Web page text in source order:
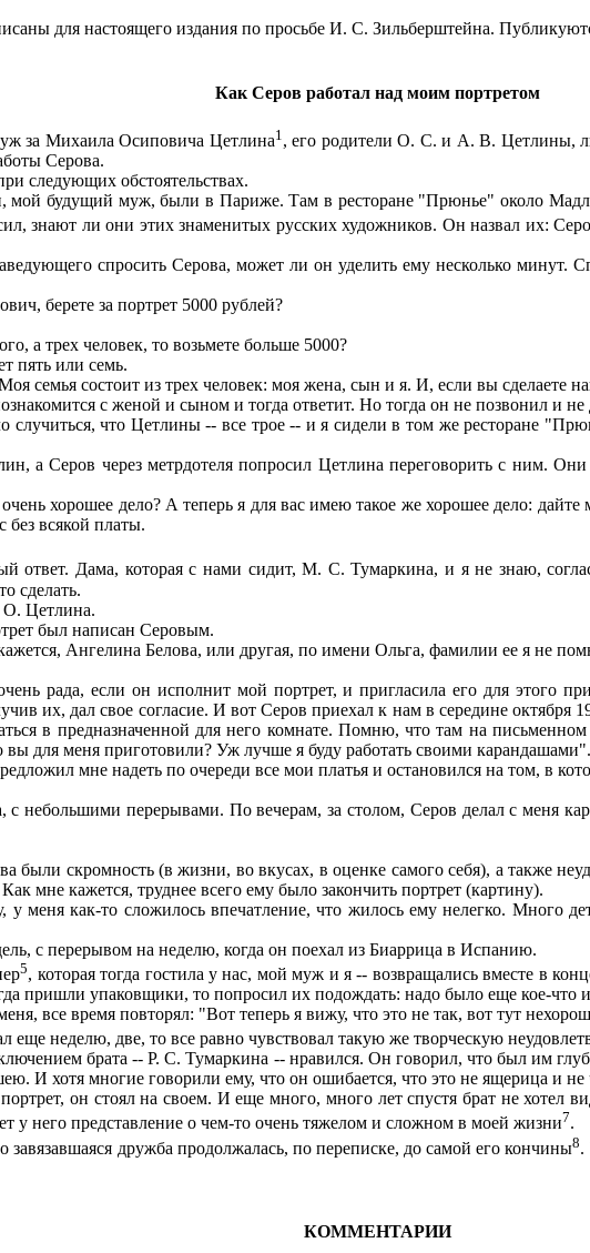
для настоящего издания по просьбе И. С. Зильберштейна.
Как Серов работал над моим портретом
за Михаила Осиповича Цетлина1 , его родители О. С. и А. В. Цетлины,
Серова.
следующих обстоятельствах.
мой будущий муж, были в Париже. Там в ресторане "Прюнье" около
знают ли они этих знаменитых русских художников. Он назвал их:
спросить Серова, может ли он уделить ему несколько минут.
берете за портрет 5000 рублей?
а трех человек, то возьмете больше 5000?
пять или семь.
семья состоит из трех человек: моя жена, сын и я. И, если вы сделаете
с женой и сыном и тогда ответит. Но тогда он не позвонил и не
что Цетлины -- все трое -- и я сидели в том же ресторане
а Серов через метрдотеля попросил Цетлина переговорить с ним.
хорошее дело? А теперь я для вас имею такое же хорошее дело: дайте
всякой платы.
Дама, которая с нами сидит, М. С. Тумаркина, и я не знаю,
сделать.
О. Цетлина.
был написан Серовым.
Ангелина Белова, или другая, по имени Ольга, фамилии ее я не
рада, если он исполнит мой портрет, и пригласила его для этого
их, дал свое согласие. И вот Серов приехал к нам в середине октября
в предназначенной для него комнате. Помню, что там на
для меня приготовили? Уж лучше я буду работать своими карандашами".
мне надеть по очереди все мои платья и остановился на том, в
с небольшими перерывами. По вечерам, за столом, Серов делал с меня
скромность (в жизни, во вкусах, в оценке самого себя), а также
мне кажется, труднее всего ему было закончить портрет (картину).
меня как-то сложилось впечатление, что жилось ему нелегко. Много
с перерывом на неделю, когда он поехал из Биаррица в Испанию.
5, которая тогда гостила у нас, мой муж и я -- возвращались вместе в
пришли упаковщики, то попросил их подождать: надо было еще кое-что
все время повторял: "Вот теперь я вижу, что это не так, вот тут
неделю, две, то все равно чувствовал такую же творческую
брата -- Р. С. Тумаркина -- нравился. Он говорил, что был им
И хотя многие говорили ему, что он ошибается, что это не ящерица и не
он стоял на своем. И еще много, много лет спустя брат не хотел
у него представление о чем-то очень тяжелом и сложном в моей жизни7.
дружба продолжалась, по переписке, до самой его кончины8.
КОММЕНТАРИИ